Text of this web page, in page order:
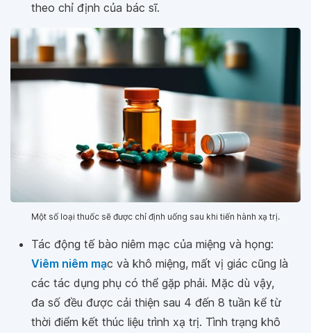
theo chỉ định của bác sĩ.
Một số loại thuốc sẽ được chỉ định uống sau khi tiến hành xạ trị.
Tác động tế bào niêm mạc của miệng và họng:
Viêm niêm mạc và khô miệng, mất vị giác cũng là
các tác dụng phụ có thể gặp phải. Mặc dù vậy,
đa số đều được cải thiện sau 4 đến 8 tuần kể từ
thời điểm kết thúc liệu trình xạ trị. Tình trạng khô